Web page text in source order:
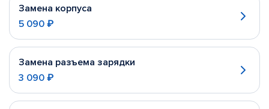
Замена корпуса
5 090 ₽
Замена разъема зарядки
3 090 ₽